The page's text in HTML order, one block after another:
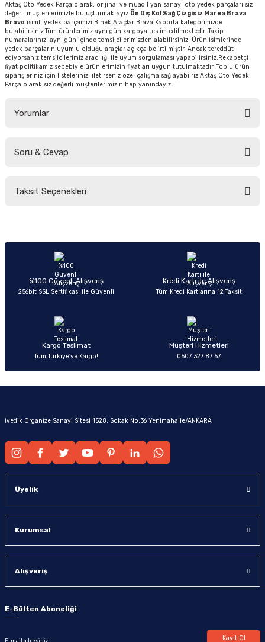
Aktaş Oto Yedek Parça olarak; orijinal ve muadil yan sanayi oto yedek parçaları siz
değerli müşterilerimizle buluşturmaktayız.Ön Dış Kol Sağ Çizgisiz Marea Brava
Bravo isimli yedek parçamızı Binek Araçlar Brava Kaporta kategorimizde
bulabilirsiniz.Tüm ürünlerimiz aynı gün kargoya teslim edilmektedir. Takip
numaralarınızı aynı gün içinde temsilcilerimizden alabilirsiniz. Ürün isimlerinde
yedek parçaların uyumlu olduğu araçlar açıkça belirtilmiştir. Ancak tereddüt
ediyorsanız temsilcilerimiz aracılığı ile uyum sorgulaması yapabilirsiniz.Rekabetçi
fiyat politikamız sebebiyle ürünlerimizin fiyatları uygun tutulmaktadır. Toplu ürün
siparişleriniz için listelerinizi iletirseniz özel çalışma sağlayabilriz.Aktaş Oto Yedek
Parça olarak siz değerli müşterilerimizin hep yanındayız.
Yorumlar
Soru & Cevap
Taksit Seçenekleri
%100 Güvenli Alışveriş
256bit SSL Sertifikası ile Güvenli
Kredi Kartı ile Alışveriş
Tüm Kredi Kartlarına 12 Taksit
Kargo Teslimat
Tüm Türkiye’ye Kargo!
Müşteri Hizmetleri
0507 327 87 57
İvedik Organize Sanayi Sitesi 1528. Sokak No:36 Yenimahalle/ANKARA
Üyelik
Kurumsal
Alışveriş
E-Bülten Aboneliği
Kayıt Ol